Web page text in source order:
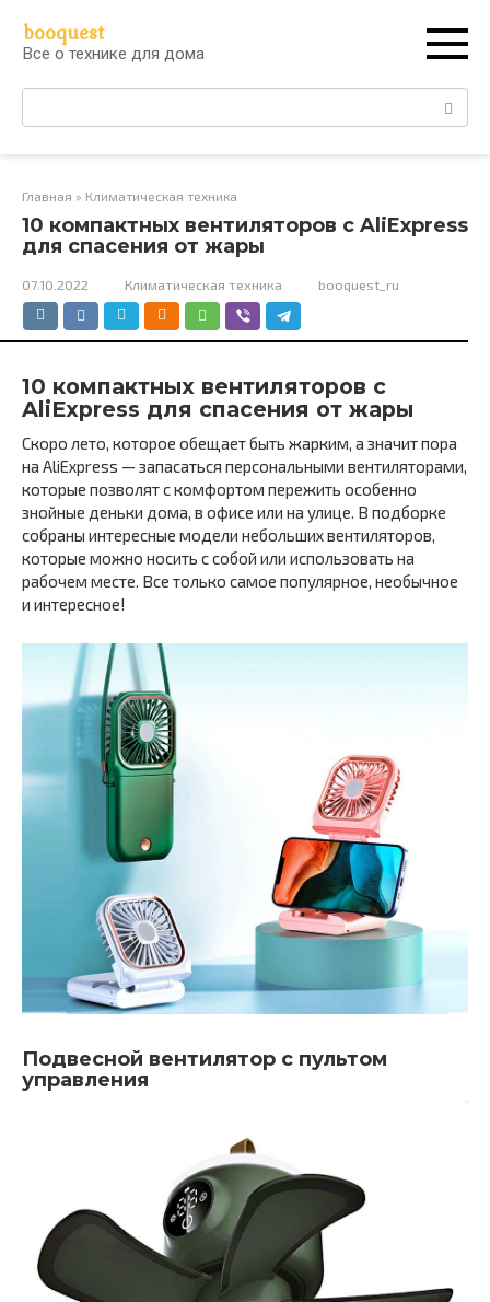
контенту
booquest
Все о технике для дома
Поиск:
Главная » Климатическая техника
10 компактных вентиляторов с AliExpress
для спасения от жары
07.10.2022 Климатическая техника booquest_ru
10 компактных вентиляторов с
AliExpress для спасения от жары
Скоро лето, которое обещает быть жарким, а значит пора
на AliExpress — запасаться персональными вентиляторами,
которые позволят с комфортом пережить особенно
знойные деньки дома, в офисе или на улице. В подборке
собраны интересные модели небольших вентиляторов,
которые можно носить с собой или использовать на
рабочем месте. Все только самое популярное, необычное
и интересное!
Подвесной вентилятор с пультом
управления